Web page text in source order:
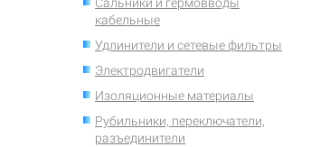
кабельные
Удлинители и сетевые фильтры
Электродвигатели
Изоляционные материалы
Рубильники, переключатели,
разъединители